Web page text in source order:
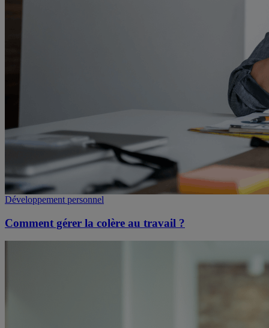
Développement personnel
Comment gérer la colère au travail ?